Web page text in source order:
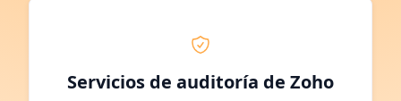
Servicios de auditoría de Zoho